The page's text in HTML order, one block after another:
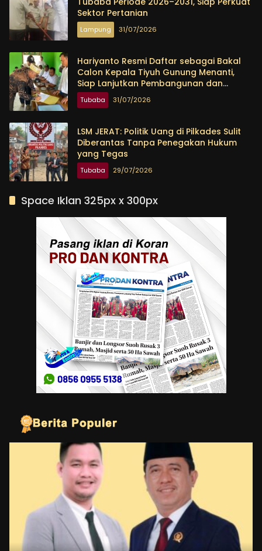
Sektor Pertanian
Lampung 31/07/2026
Hariyanto Resmi Daftar sebagai Bakal
Calon Kepala Tiyuh Gunung Menanti,
Siap Lanjutkan Pembangunan dan
Tingkatkan Kesejahteraan Warga
Tubaba 31/07/2026
LSM JERAT: Politik Uang di Pilkades Sulit
Diberantas Tanpa Penegakan Hukum
yang Tegas
Tubaba 29/07/2026
Space Iklan 325px x 300px